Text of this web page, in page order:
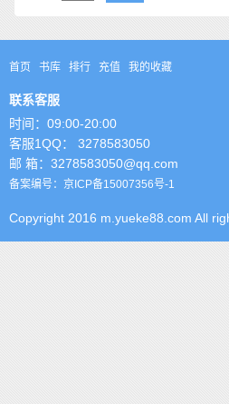
首页 书库 排行 充值 我的收藏
联系客服
时间：09:00-20:00
客服1QQ： 3278583050
邮 箱：3278583050@qq.com
备案编号：京ICP备15007356号-1
Copyright 2016 m.yueke88.com All